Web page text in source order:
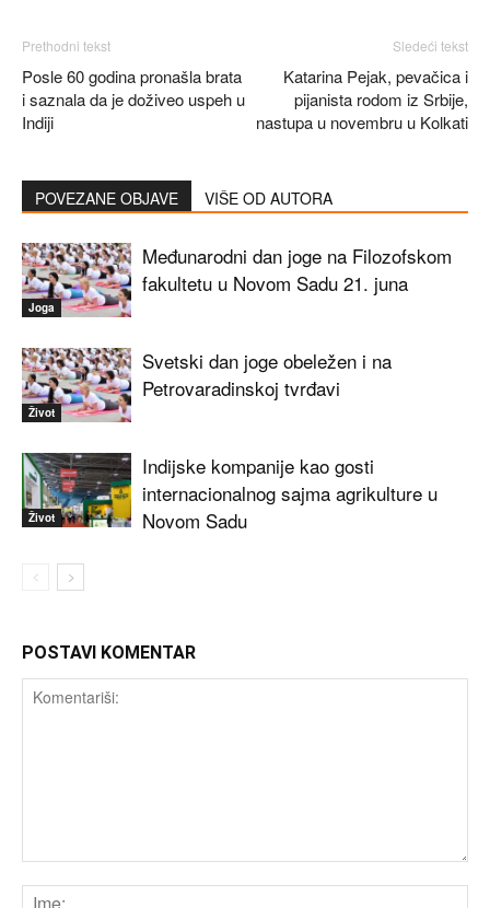
Prethodni tekst
Posle 60 godina pronašla brata
i saznala da je doživeo uspeh u
Indiji
Sledeći tekst
Katarina Pejak, pevačica i
pijanista rodom iz Srbije,
nastupa u novembru u Kolkati
POVEZANE OBJAVE VIŠE OD AUTORA
Joga
Međunarodni dan joge na Filozofskom
fakultetu u Novom Sadu 21. juna
Život
Svetski dan joge obeležen i na
Petrovaradinskoj tvrđavi
Život
Indijske kompanije kao gosti
internacionalnog sajma agrikulture u
Novom Sadu
POSTAVI KOMENTAR